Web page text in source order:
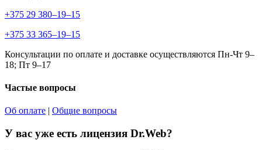
+375 29 380–19–15
+375 33 365–19–15
Консультации по оплате и доставке осуществляются Пн-Чт 9–
18; Пт 9–17
Частые вопросы
Об оплате | Общие вопросы
У вас уже есть лицензия Dr.Web?